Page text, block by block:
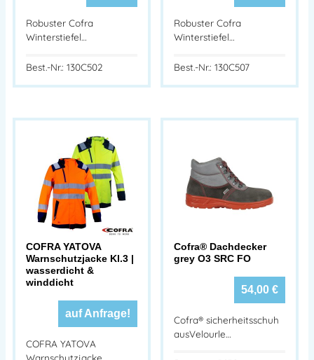
Robuster Cofra
Winterstiefel…
Best.-Nr.: 130C502
Robuster Cofra
Winterstiefel…
Best.-Nr.: 130C507
COFRA YATOVA
Warnschutzjacke Kl.3 |
wasserdicht &
winddicht
auf Anfrage!
COFRA YATOVA
Warnschutzjacke
Cofra® Dachdecker
grey O3 SRC FO
54,00 €
Cofra® sicherheitsschuh
ausVelourle…